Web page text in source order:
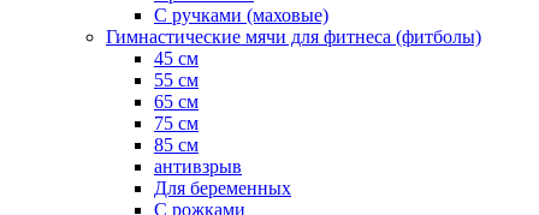
С ручками (маховые)
Гимнастические мячи для фитнеса (фитболы)
45 см
55 см
65 см
75 см
85 см
антивзрыв
Для беременных
С рожками